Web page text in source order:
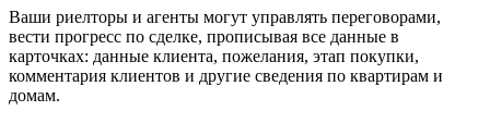
Ваши риелторы и агенты могут управлять переговорами,
вести прогресс по сделке, прописывая все данные в
карточках: данные клиента, пожелания, этап покупки,
комментария клиентов и другие сведения по квартирам и
домам.